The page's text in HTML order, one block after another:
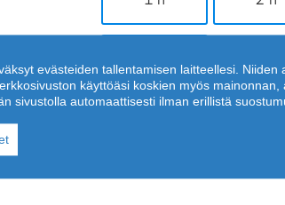
evästeiden tallentamisen laitteellesi.
käyttöäsi koskien myös
sivustolla automaattisesti ilman erillistä
3 h